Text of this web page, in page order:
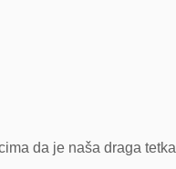
da je naša draga tetka